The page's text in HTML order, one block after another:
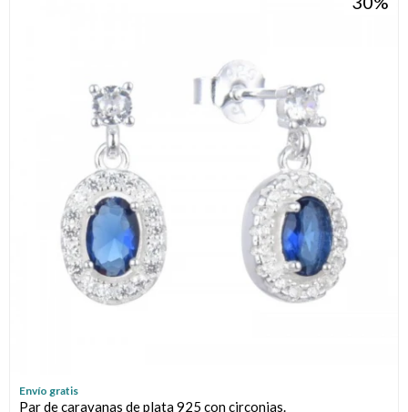
Envío gratis
Par de caravanas de plata 925 con circonias.